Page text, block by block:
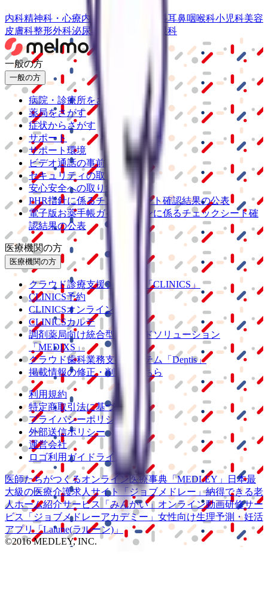
内科精神科・心療内科 産婦人科耳鼻咽喉科小児科美容
皮膚科整形外科泌尿器科 眼科
一般の方
一般の方
病院・診療所をさがす
薬局をさがす
症状からさがす
サポート
サポート環境
ビデオ通話の事前テスト
セキュリティの取り組み
安心安全への取り組み
PHR指針に係るチェックシート確認結果の公表
電子版お薬手帳ガイドラインに係るチェックシート確
認結果の公表
医療機関の方
医療機関の方
クラウド診療支援システム
「CLINICS」
CLINICS予約
CLINICSオンライン診療
CLINICSカルテ
調剤薬局向け統合型クラウドソリューション
「MEDIXS」
クラウド歯科業務支援システム
「Dentis」
掲載情報の修正・削除はこちら
利用規約
特定商取引法に基づく表記
プライバシーポリシー
外部送信ポリシー
運営会社
ロゴ利用ガイドライン
医師たちがつくるオンライン医療事典 「MEDLEY」
日本最
大級の医療介護求人サイト「ジョブメドレー」納得できる老
人ホーム紹介サービス
「みんかい」 オンライン動画研修サー
ビス
「ジョブメドレーアカデミー」 女性向け生理予測・妊活
アプリ「Lalune(ラルーン)」
©2016 MEDLEY, INC.